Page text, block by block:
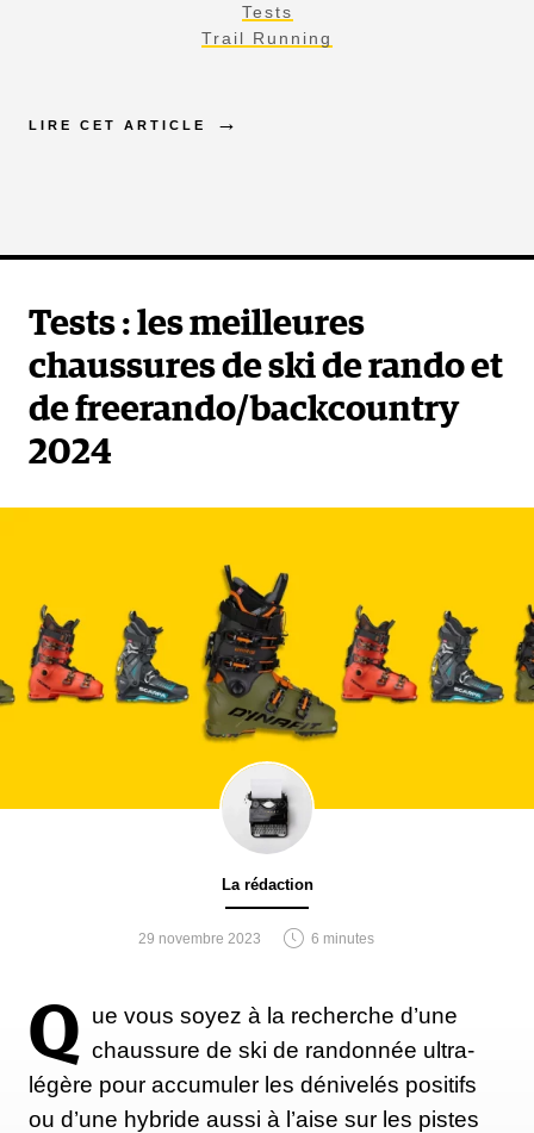
Tests
Trail Running
LIRE CET ARTICLE
Tests : les meilleures
chaussures de ski de rando et
de freerando/backcountry
2024
La rédaction
29 novembre 2023 6 minutes
Q ue vous soyez à la recherche d’une
chaussure de ski de randonnée ultra-
légère pour accumuler les dénivelés positifs
ou d’une hybride aussi à l’aise sur les pistes